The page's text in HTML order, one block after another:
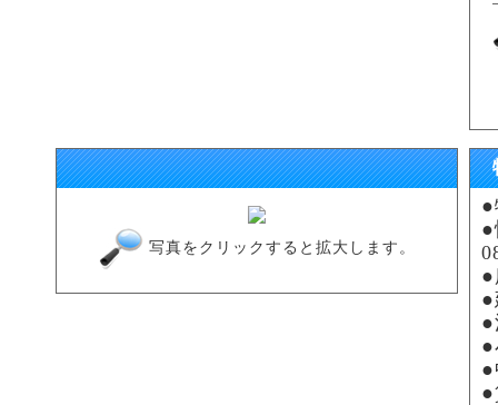
写真をクリックすると拡大します。
●
●
●
●
●
●
●
●